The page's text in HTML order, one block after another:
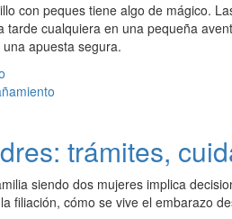
con peques tiene algo de mágico.
tarde cualquiera en una pequeña
apuesta segura.
trámites,
siendo dos mujeres implica
filiación, cómo se vive el embarazo